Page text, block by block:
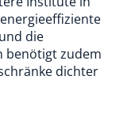
die
benötigt zudem
dichter